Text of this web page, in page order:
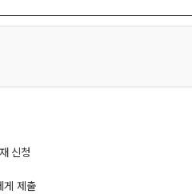
신청
게 제출